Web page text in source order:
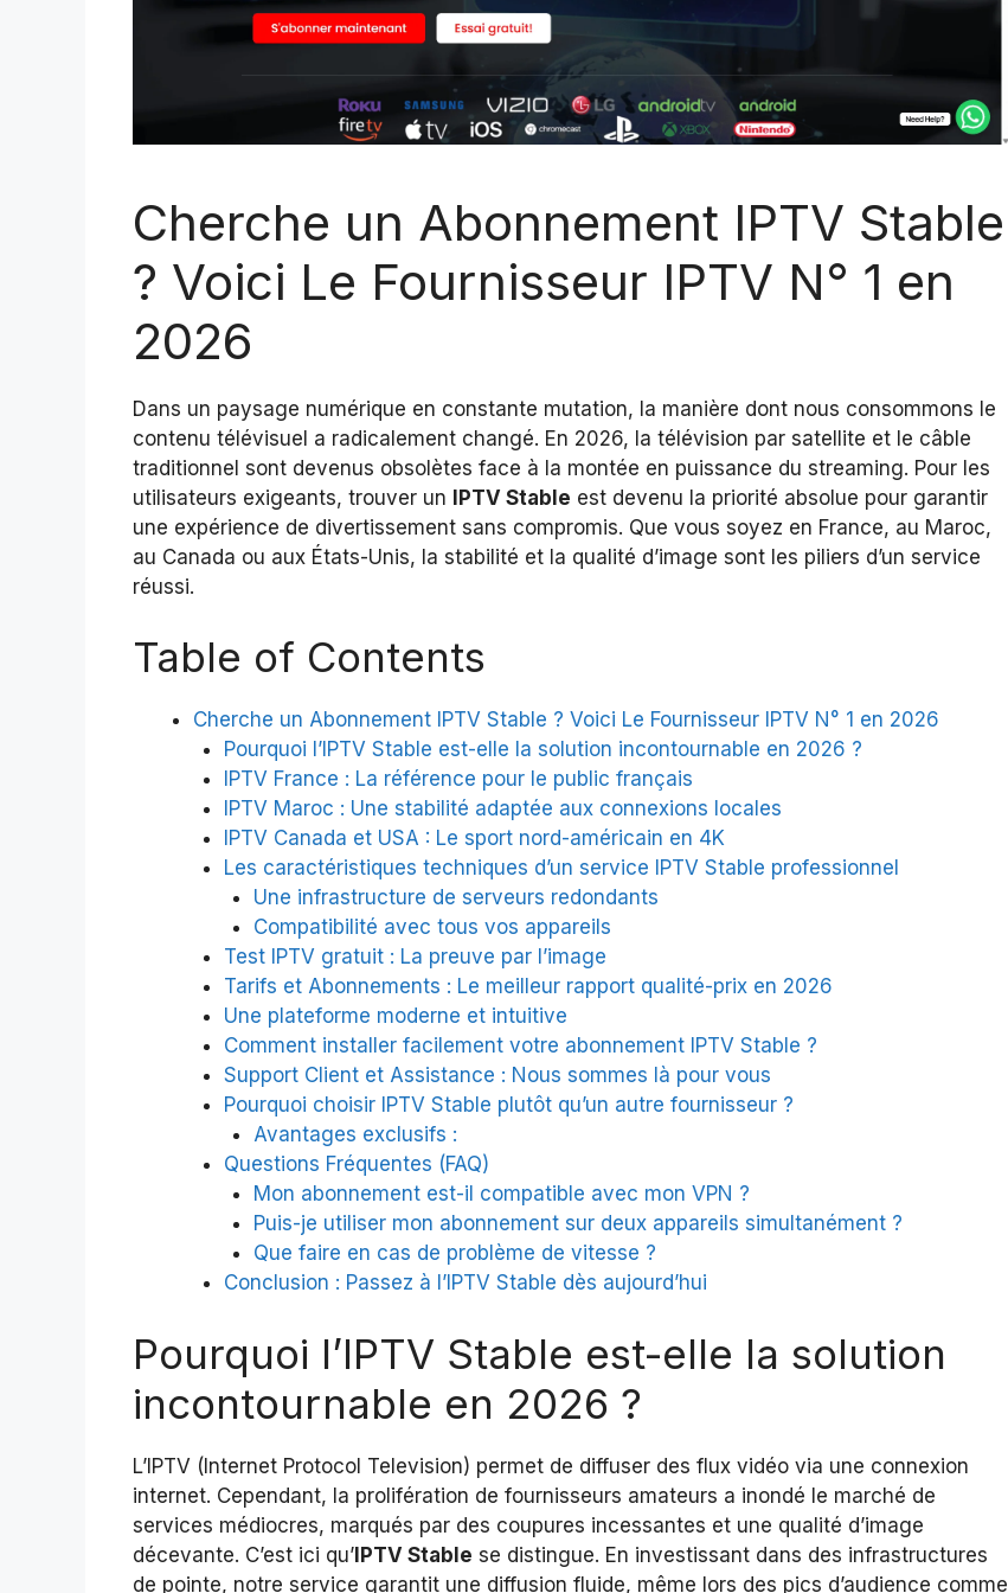
Cherche un Abonnement IPTV Stable
? Voici Le Fournisseur IPTV N° 1 en
2026
Dans un paysage numérique en constante mutation, la manière dont nous consommons le
contenu télévisuel a radicalement changé. En 2026, la télévision par satellite et le câble
traditionnel sont devenus obsolètes face à la montée en puissance du streaming. Pour les
utilisateurs exigeants, trouver un IPTV Stable est devenu la priorité absolue pour garantir
une expérience de divertissement sans compromis. Que vous soyez en France, au Maroc,
au Canada ou aux États-Unis, la stabilité et la qualité d’image sont les piliers d’un service
réussi.
Table of Contents
Cherche un Abonnement IPTV Stable ? Voici Le Fournisseur IPTV N° 1 en 2026
Pourquoi l’IPTV Stable est-elle la solution incontournable en 2026 ?
IPTV France : La référence pour le public français
IPTV Maroc : Une stabilité adaptée aux connexions locales
IPTV Canada et USA : Le sport nord-américain en 4K
Les caractéristiques techniques d’un service IPTV Stable professionnel
Une infrastructure de serveurs redondants
Compatibilité avec tous vos appareils
Test IPTV gratuit : La preuve par l’image
Tarifs et Abonnements : Le meilleur rapport qualité-prix en 2026
Une plateforme moderne et intuitive
Comment installer facilement votre abonnement IPTV Stable ?
Support Client et Assistance : Nous sommes là pour vous
Pourquoi choisir IPTV Stable plutôt qu’un autre fournisseur ?
Avantages exclusifs :
Questions Fréquentes (FAQ)
Mon abonnement est-il compatible avec mon VPN ?
Puis-je utiliser mon abonnement sur deux appareils simultanément ?
Que faire en cas de problème de vitesse ?
Conclusion : Passez à l’IPTV Stable dès aujourd’hui
Pourquoi l’IPTV Stable est-elle la solution
incontournable en 2026 ?
L’IPTV (Internet Protocol Television) permet de diffuser des flux vidéo via une connexion
internet. Cependant, la prolifération de fournisseurs amateurs a inondé le marché de
services médiocres, marqués par des coupures incessantes et une qualité d’image
décevante. C’est ici qu’IPTV Stable se distingue. En investissant dans des infrastructures
de pointe, notre service garantit une diffusion fluide, même lors des pics d’audience comme